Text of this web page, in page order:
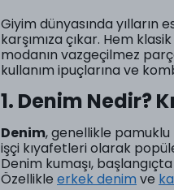
Giyim dünyasında
karşımıza çıkar. Hem
modanın vazgeçilmez
kullanım ipuçlarına ve
1. Denim Nedir?
Denim, genellikle pamuklu
işçi kıyafetleri olarak
Denim kumaşı,
Özellikle erkek denim ve